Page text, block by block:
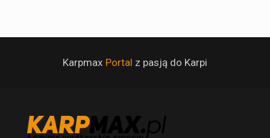
Karpmax Portal z pasją do Karpi